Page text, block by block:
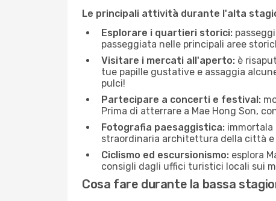
Le principali attività durante l'alta
Esplorare i quartieri storici:
passeggiata nelle principali aree
Visitare i mercati all'aperto: è
tue papille gustative e assaggia
pulci!
Partecipare a concerti e festival:
Prima di atterrare a Mae Hong Son,
Fotografia paesaggistica: immortala
straordinaria architettura della città e
Ciclismo ed escursionismo: esplora
consigli dagli uffici turistici locali sui
Cosa fare durante la bassa